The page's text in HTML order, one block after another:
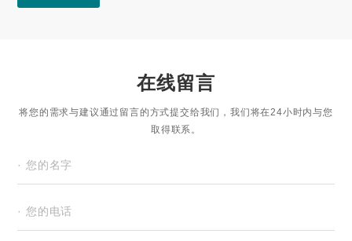
在线留言
将您的需求与建议通过留言的方式提交给我们，我们将在24小时内与您
取得联系。